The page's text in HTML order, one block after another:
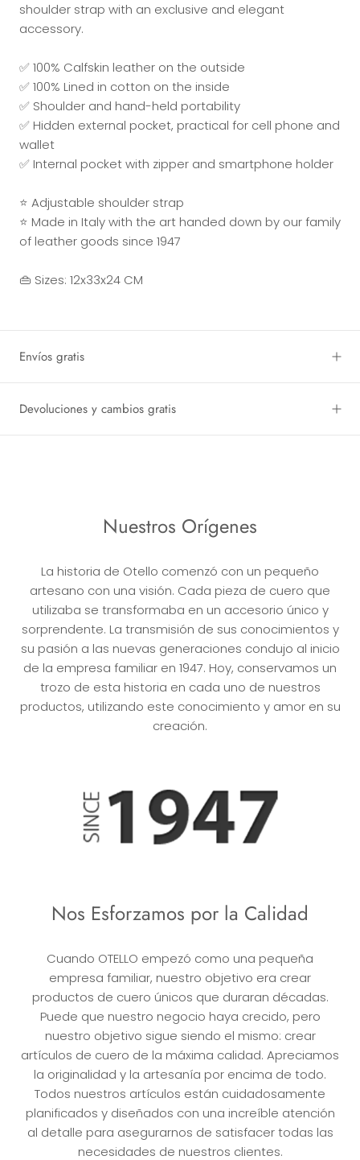
shoulder strap with an exclusive and elegant
accessory.
✅ 100% Calfskin leather on the outside
✅ 100% Lined in cotton on the inside
✅ Shoulder and hand-held portability
✅ Hidden external pocket, practical for cell phone and
wallet
✅ Internal pocket with zipper and smartphone holder
⭐ Adjustable shoulder strap
⭐ Made in Italy with the art handed down by our family
of leather goods since 1947
👜 Sizes: 12x33x24 CM
Envíos gratis
Devoluciones y cambios gratis
Nuestros Orígenes
La historia de Otello comenzó con un pequeño
artesano con una visión. Cada pieza de cuero que
utilizaba se transformaba en un accesorio único y
sorprendente. La transmisión de sus conocimientos y
su pasión a las nuevas generaciones condujo al inicio
de la empresa familiar en 1947. Hoy, conservamos un
trozo de esta historia en cada uno de nuestros
productos, utilizando este conocimiento y amor en su
creación.
Nos Esforzamos por la Calidad
Cuando OTELLO empezó como una pequeña
empresa familiar, nuestro objetivo era crear
productos de cuero únicos que duraran décadas.
Puede que nuestro negocio haya crecido, pero
nuestro objetivo sigue siendo el mismo: crear
artículos de cuero de la máxima calidad. Apreciamos
la originalidad y la artesanía por encima de todo.
Todos nuestros artículos están cuidadosamente
planificados y diseñados con una increíble atención
al detalle para asegurarnos de satisfacer todas las
necesidades de nuestros clientes.